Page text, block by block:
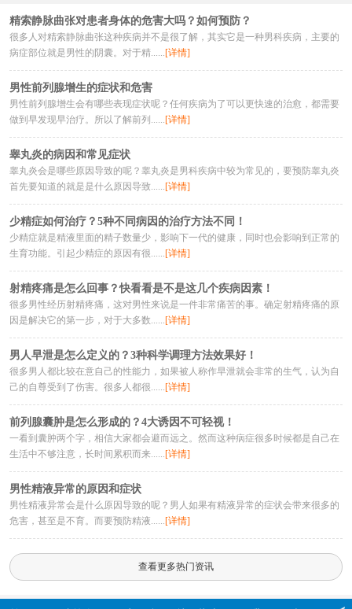
精索静脉曲张对患者身体的危害大吗？如何预防？
很多人对精索静脉曲张这种疾病并不是很了解，其实它是一种男科疾病，主要的
病症部位就是男性的阴囊。对于精......[详情]
男性前列腺增生的症状和危害
男性前列腺增生会有哪些表现症状呢？任何疾病为了可以更快速的治愈，都需要
做到早发现早治疗。所以了解前列......[详情]
睾丸炎的病因和常见症状
睾丸炎会是哪些原因导致的呢？睾丸炎是男科疾病中较为常见的，要预防睾丸炎
首先要知道的就是是什么原因导致......[详情]
少精症如何治疗？5种不同病因的治疗方法不同！
少精症就是精液里面的精子数量少，影响下一代的健康，同时也会影响到正常的
生育功能。引起少精症的原因有很......[详情]
射精疼痛是怎么回事？快看看是不是这几个疾病因素！
很多男性经历射精疼痛，这对男性来说是一件非常痛苦的事。确定射精疼痛的原
因是解决它的第一步，对于大多数......[详情]
男人早泄是怎么定义的？3种科学调理方法效果好！
很多男人都比较在意自己的性能力，如果被人称作早泄就会非常的生气，认为自
己的自尊受到了伤害。很多人都很......[详情]
前列腺囊肿是怎么形成的？4大诱因不可轻视！
一看到囊肿两个字，相信大家都会避而远之。然而这种病症很多时候都是自己在
生活中不够注意，长时间累积而来......[详情]
男性精液异常的原因和症状
男性精液异常会是什么原因导致的呢？男人如果有精液异常的症状会带来很多的
危害，甚至是不育。而要预防精液......[详情]
查看更多热门资讯